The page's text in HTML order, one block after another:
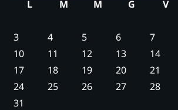
L
M M G V
3
4 5 6 7
10
11 12 13 14
17
18 19 20 21
24
25 26 27 28
31